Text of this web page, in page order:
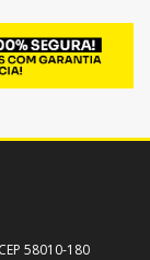
58010-180